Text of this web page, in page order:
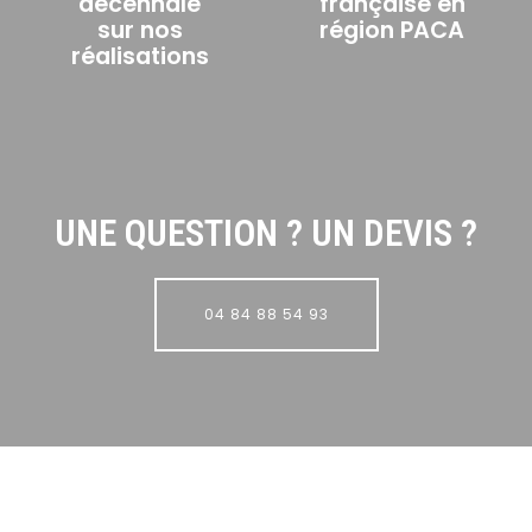
sur nos
réalisations
région PACA
UNE QUESTION ? UN DEVIS ?
04 84 88 54 93